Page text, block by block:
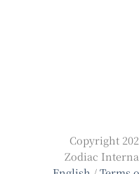
Copyright
Zodiac